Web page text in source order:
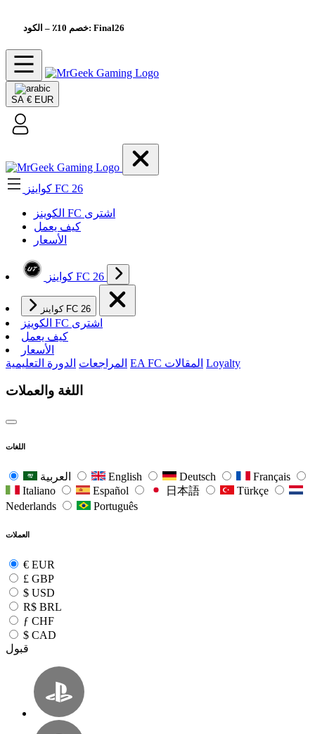
خصم 10٪– الكود: Final26
SA € EUR
كواينز FC 26
الکوینز FC اشتری
كيف يعمل
الأسعار
كواينز FC 26
كواينز FC 26
الکوینز FC اشتری
كيف يعمل
الأسعار
المراجعات الدورة التعليمية EA FC المقالات Loyalty
اللغة والعملات
اللغات
English Deutsch
Français
Italiano
Español 日本語
Türkçe
Nederlands
Português
العملات
€ EUR
£ GBP
$ USD
R$ BRL
ƒ CHF
$ CAD
قبول